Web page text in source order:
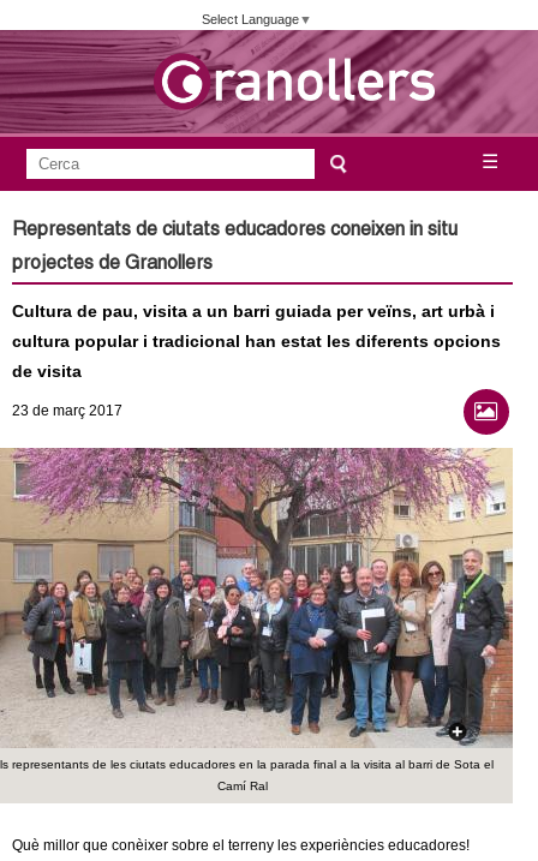
Vés
al
contingut
Select Language▼
u
n
a
m
n
t
d
e
G
☰
F
m
u
l
a
r
i
d
c
e
r
c
a
e
Representats de ciutats educadores coneixen in situ
projectes de Granollers
Cultura de pau, visita a un barri guiada per veïns, art urbà i
cultura popular i tradicional han estat les diferents opcions
de visita
23 de març 2017
representants de les ciutats educadores en la parada final a la visita al barri de Sota el
Camí Ral
Què millor que conèixer sobre el terreny les experiències educadores!